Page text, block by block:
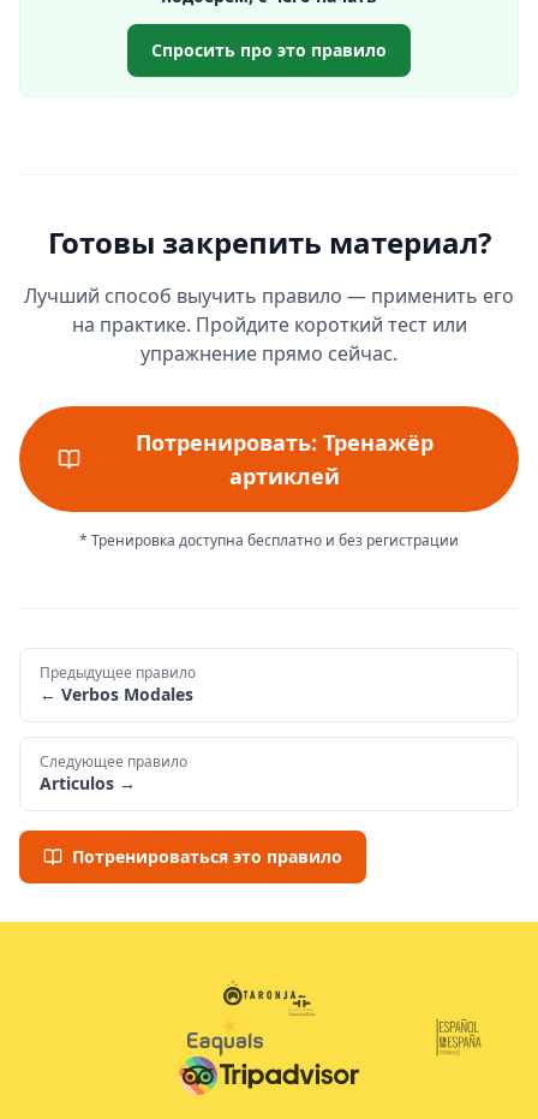
Спросить про это правило
Готовы закрепить материал?
Лучший способ выучить правило — применить его
на практике. Пройдите короткий тест или
упражнение прямо сейчас.
Потренировать: Тренажёр
артиклей
* Тренировка доступна бесплатно и без регистрации
Предыдущее правило
← Verbos Modales
Следующее правило
Articulos →
Потренироваться это правило